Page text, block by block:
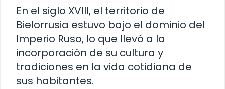
En el siglo XVIII, el territorio de
Bielorrusia estuvo bajo el dominio del
Imperio Ruso, lo que llevó a la
incorporación de su cultura y
tradiciones en la vida cotidiana de
sus habitantes.